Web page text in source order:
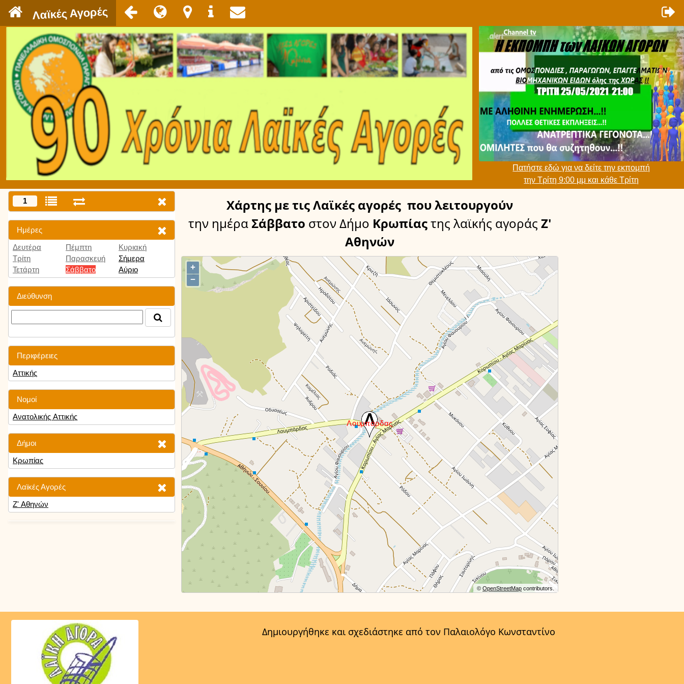
Λαϊκές Αγορές
Πατήστε εδώ για να δείτε την εκπομπή
την Τρίτη 9:00 μμ και κάθε Τρίτη
1
Ημέρες
Δευτέρα
Τρίτη
Τετάρτη
Πέμπτη
Παρασκευή
Σάββατο
Κυριακή
Σήμερα
Αύριο
Διεύθυνση
Περιφέρειες
Αττικής
Νομοί
Ανατολικής Αττικής
Δήμοι
Κρωπίας
Λαϊκές Αγορές
Ζ' Αθηνών
Χάρτης με τις Λαϊκές αγορές που λειτουργούν
την ημέραΣάββατο στον Δήμο Κρωπίαςτης λαϊκής αγοράς Ζ'
Αθηνών
+
−
©OpenStreetMap contributors.
Δημιουργήθηκε και σχεδιάστηκε από τον Παλαιολόγο Κωνσταντίνο